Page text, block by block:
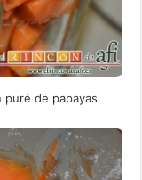
de papayas